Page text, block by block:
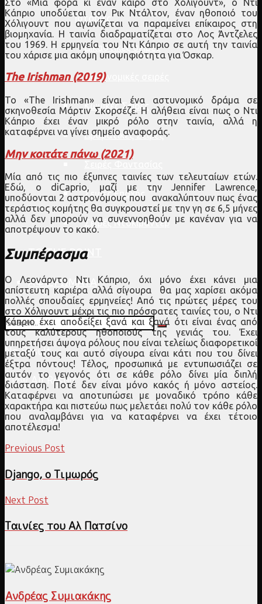
Ιστορίες
Δικαστικές σειρές
Αστυνομικές σειρές
Κωμικές Σειρές
Δραματικές Σειρές
Σειρές Εποχής
Σειρές Ντοκιμαντέρ
TO THE POINT
ΑΦΙΕΡΩΜΑΤΑ
No Result
View All Result
Κάπριο υποδύεται τον Ρικ Ντάλτον, έναν ηθοποιό του
Χόλιγουντ που αγωνίζεται να παραμείνει επίκαιρος στη
βιομηχανία. Η ταινία διαδραματίζεται στο Λος Άντζελες
του 1969. Η ερμηνεία του Ντι Κάπριο σε αυτή την ταινία
του χάρισε μια ακόμη υποψηφιότητα για Όσκαρ.
The Irishman (2019)
Το «The Irishman» είναι ένα αστυνομικό δράμα σε
σκηνοθεσία Μάρτιν Σκορσέζε. Η αλήθεια είναι πως ο Ντι
Κάπριο έχει έναν μικρό ρόλο στην ταινία, αλλά η
καταφέρνει να γίνει σημείο αναφοράς.
Μην κοιτάτε πάνω (2021)
Μία από τις πιο έξυπνες ταινίες των τελευταίων ετών.
Εδώ, ο diCaprio, μαζί με την Jennifer Lawrence,
υποδύονται 2 αστρονόμους που ανακαλύπτουν πως ένας
τεράστιος κομήτης θα συγκρουστεί με την γη σε 6,5 μήνες
αλλά δεν μπορούν να συνεννοηθούν με κανέναν για να
αποτρέψουν το κακό.
Συμπέρασμα
Ο Λεονάρντο Ντι Κάπριο, όχι μόνο έχει κάνει μια
απίστευτη καριέρα αλλά σίγουρα θα μας χαρίσει ακόμα
πολλές σπουδαίες ερμηνείες! Από τις πρώτες μέρες του
στο Χόλιγουντ μέχρι τις πιο πρόσφατες ταινίες του, ο Ντι
Κάπριο έχει αποδείξει ξανά και ξανά ότι είναι ένας από
τους καλύτερους ηθοποιούς της γενιάς του. Έχει
υπηρετήσει άψογα ρόλους που είναι τελείως διαφορετικοί
μεταξύ τους και αυτό σίγουρα είναι κάτι που του δίνει
έξτρα πόντους! Τέλος, προσωπικά με εντυπωσιάζει σε
αυτόν το γεγονός ότι σε κάθε ρόλο δίνει μία διπλή
διάσταση. Ποτέ δεν είναι μόνο κακός ή μόνο αστείος.
Καταφέρνει να αποτυπώσει με μοναδικό τρόπο κάθε
χαρακτήρα και πιστεύω πως μελετάει πολύ τον κάθε ρόλο
που αναλαμβάνει για να καταφέρνει να έχει τέτοιο
αποτέλεσμα!
Previous Post
Django, ο Τιμωρός
Next Post
Ταινίες του Αλ Πατσίνο
Ανδρέας Συμιακάκης